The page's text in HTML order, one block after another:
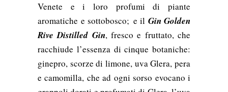
Venete e i loro profumi di piante
aromatiche e sottobosco; e il Gin Golden
Rive Distilled Gin, fresco e fruttato, che
racchiude l’essenza di cinque botaniche:
ginepro, scorze di limone, uva Glera, pera
e camomilla, che ad ogni sorso evocano i